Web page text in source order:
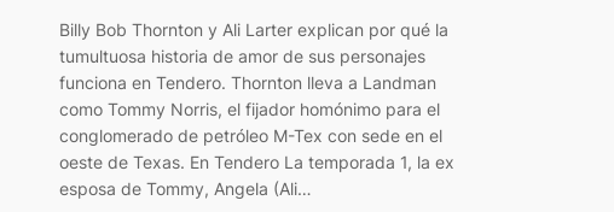
Billy Bob Thornton y Ali Larter explican por qué la
tumultuosa historia de amor de sus personajes
funciona en Tendero. Thornton lleva a Landman
como Tommy Norris, el fijador homónimo para el
conglomerado de petróleo M-Tex con sede en el
oeste de Texas. En Tendero La temporada 1, la ex
esposa de Tommy, Angela (Ali…